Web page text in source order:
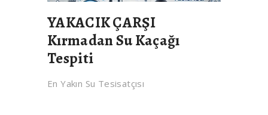
YAKACIK ÇARŞI
Kırmadan Su Kaçağı
Tespiti
En Yakın Su Tesisatçısı